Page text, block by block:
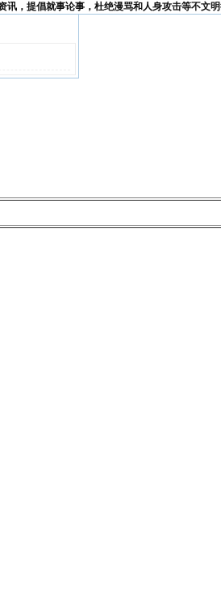
讯，提倡就事论事，杜绝漫骂和人身攻击等不文